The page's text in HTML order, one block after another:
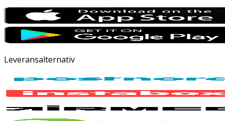
Leveransalternativ